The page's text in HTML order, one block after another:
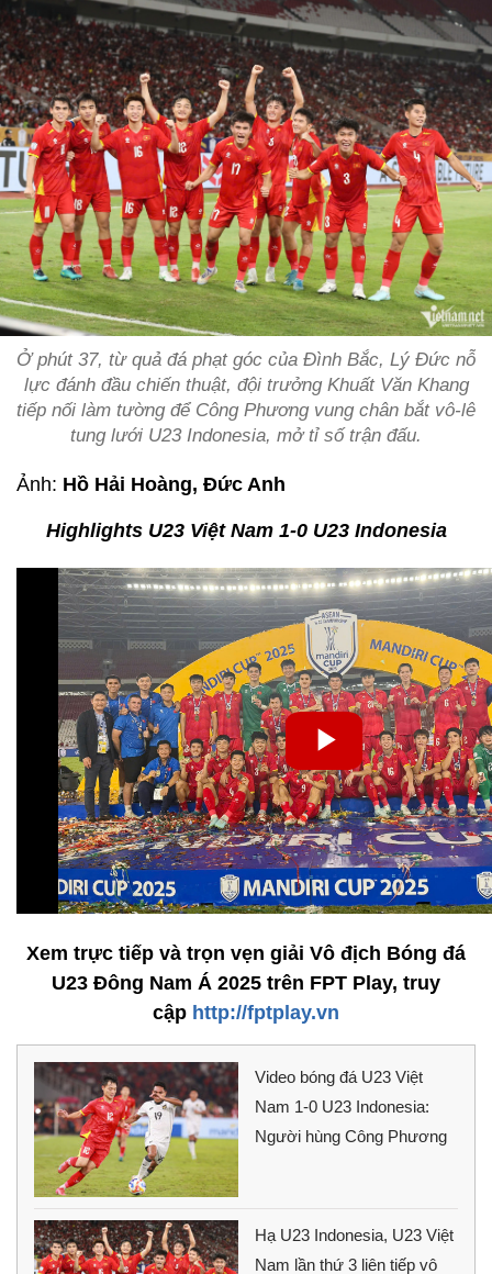
Ở phút 37, từ quả đá phạt góc của Đình Bắc, Lý Đức nỗ
lực đánh đầu chiến thuật, đội trưởng Khuất Văn Khang
tiếp nối làm tường để Công Phương vung chân bắt vô-lê
tung lưới U23 Indonesia, mở tỉ số trận đấu.
Ảnh: Hồ Hải Hoàng, Đức Anh
Highlights U23 Việt Nam 1-0 U23 Indonesia
Xem trực tiếp và trọn vẹn giải Vô địch Bóng đá
U23 Đông Nam Á 2025 trên FPT Play, truy
cập http://fptplay.vn
Video bóng đá U23 Việt
Nam 1-0 U23 Indonesia:
Người hùng Công Phương
Hạ U23 Indonesia, U23 Việt
Nam lần thứ 3 liên tiếp vô